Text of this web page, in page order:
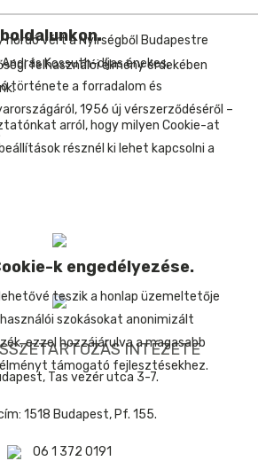
vért a Nyírségből Budapestre
Kossuth-díjas énekes,
története a forradalom és
1956 új vérszerződéséről –
INTÉZETE
Tas vezér utca 3-7.
1518 Budapest, Pf. 155.
06 1 372 0191
felhasználói élmény érdekében
arról, hogy milyen Cookie-at
résznél ki lehet kapcsolni a
k engedélyezése.
teszik a honlap üzemeltetője
szokásokat anonimizált
ezzel hozzájárulva a magasabb
támogató fejlesztésekhez.